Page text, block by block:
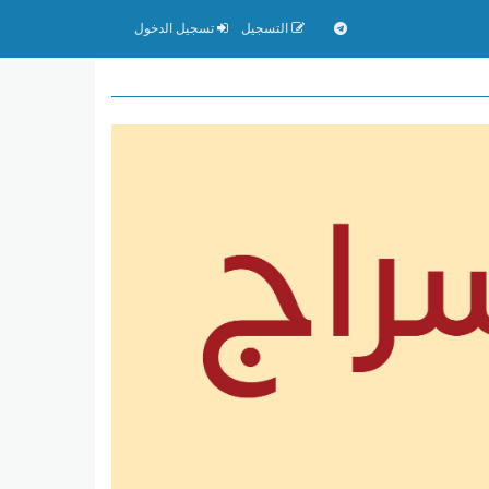
التسجيل تسجيل الدخول